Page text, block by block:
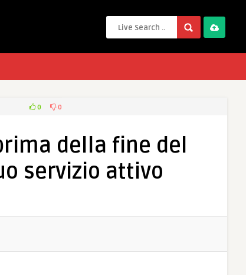
0 0
della fine del
servizio attivo